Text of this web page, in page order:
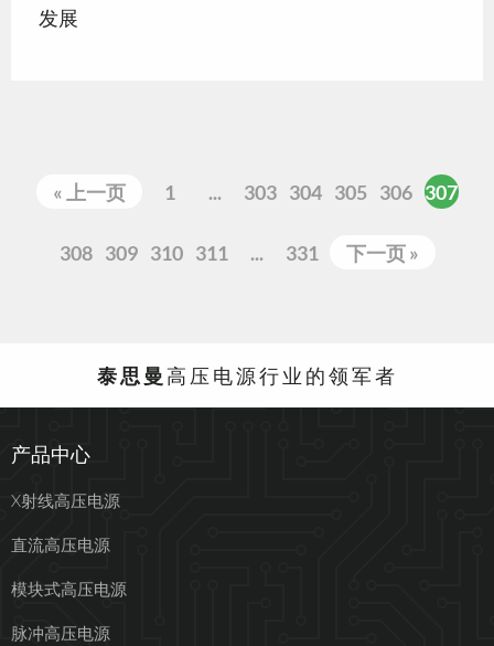
发展
« 上一页 1 ... 303 304 305 306 307
308 309 310 311 ... 331 下一页 »
泰思曼 高压电源行业的领军者
产品中心
X射线高压电源
直流高压电源
模块式高压电源
脉冲高压电源